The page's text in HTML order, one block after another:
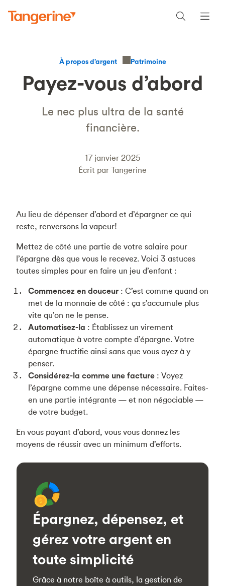
À propos d’argent Patrimoine
Payez-vous d’abord
Le nec plus ultra de la santé
financière.
17 janvier 2025
Écrit par Tangerine
Au lieu de dépenser d’abord et d’épargner ce qui
reste, renversons la vapeur!
Mettez de côté une partie de votre salaire pour
l’épargne dès que vous le recevez. Voici 3 astuces
toutes simples pour en faire un jeu d’enfant :
Commencez en douceur : C’est comme quand on
met de la monnaie de côté : ça s’accumule plus
vite qu’on ne le pense.
Automatisez-la : Établissez un virement
automatique à votre compte d’épargne. Votre
épargne fructifie ainsi sans que vous ayez à y
penser.
Considérez-la comme une facture : Voyez
l’épargne comme une dépense nécessaire. Faites-
en une partie intégrante — et non négociable —
de votre budget.
En vous payant d’abord, vous vous donnez les
moyens de réussir avec un minimum d’efforts.
Épargnez, dépensez, et
gérez votre argent en
toute simplicité
Grâce à notre boîte à outils, la gestion de